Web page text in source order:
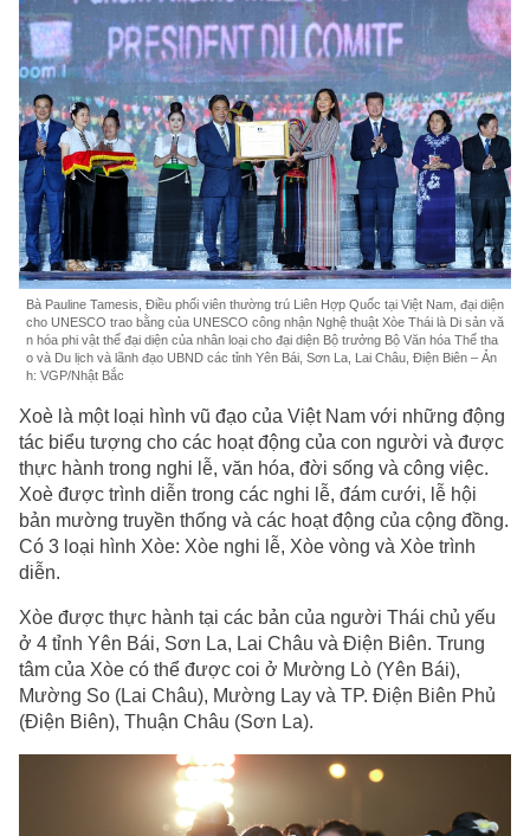
Bà Pauline Tamesis, Điều phối viên thường trú Liên Hợp Quốc tại Việt Nam, đại diện
cho UNESCO trao bằng của UNESCO công nhận Nghệ thuật Xòe Thái là Di sản vă
n hóa phi vật thể đại diện của nhân loại cho đại diện Bộ trưởng Bộ Văn hóa Thể tha
o và Du lịch và lãnh đạo UBND các tỉnh Yên Bái, Sơn La, Lai Châu, Điện Biên – Ản
h: VGP/Nhật Bắc
Xoè là một loại hình vũ đạo của Việt Nam với những động
tác biểu tượng cho các hoạt động của con người và được
thực hành trong nghi lễ, văn hóa, đời sống và công việc.
Xoè được trình diễn trong các nghi lễ, đám cưới, lễ hội
bản mường truyền thống và các hoạt động của cộng đồng.
Có 3 loại hình Xòe: Xòe nghi lễ, Xòe vòng và Xòe trình
diễn.
Xòe được thực hành tại các bản của người Thái chủ yếu
ở 4 tỉnh Yên Bái, Sơn La, Lai Châu và Điện Biên. Trung
tâm của Xòe có thể được coi ở Mường Lò (Yên Bái),
Mường So (Lai Châu), Mường Lay và TP. Điện Biên Phủ
(Điện Biên), Thuận Châu (Sơn La).